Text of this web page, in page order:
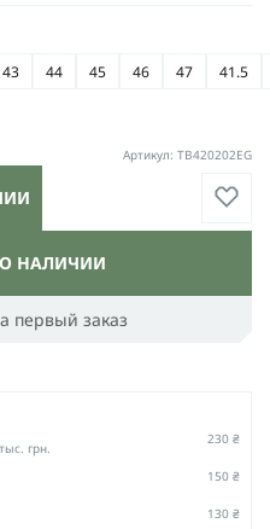
43 44 45 46 47 41.5
первый заказ
НАЛИЧИИ
Артикул: TB420202EG
грн.
230 ₴
150 ₴
130 ₴